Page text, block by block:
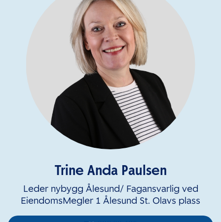
Trine Anda Paulsen
Leder nybygg Ålesund/ Fagansvarlig ved
EiendomsMegler 1 Ålesund St. Olavs plass